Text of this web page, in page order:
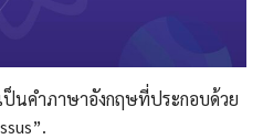
ป็นคำภาษาอังกฤษที่ประกอบด้วย